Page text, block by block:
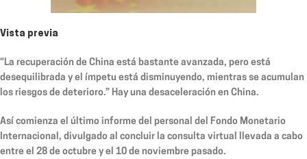
Vista previa
“La recuperación de China está bastante avanzada, pero está
desequilibrada y el ímpetu está disminuyendo, mientras se acumulan
los riesgos de deterioro.” Hay una desaceleración en China.
Así comienza el último informe del personal del Fondo Monetario
Internacional, divulgado al concluir la consulta virtual llevada a cabo
entre el 28 de octubre y el 10 de noviembre pasado.